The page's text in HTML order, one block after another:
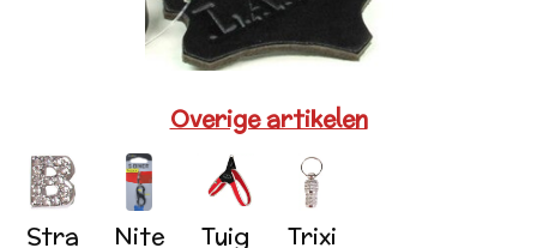
Overige artikelen
Stra Nite Tuig Trixi